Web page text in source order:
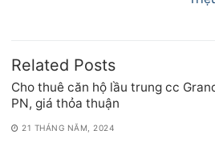
Related Posts
Cho thuê căn hộ lầu trung cc
PN, giá thỏa thuận
21 THÁNG NĂM, 2024